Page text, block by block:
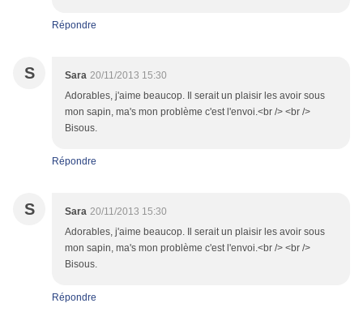
Répondre
S Sara 20/11/2013 15:30
Adorables, j'aime beaucop. Il serait un plaisir les avoir sous
mon sapin, ma's mon problème c'est l'envoi.<br /> <br />
Bisous.
Répondre
S Sara 20/11/2013 15:30
Adorables, j'aime beaucop. Il serait un plaisir les avoir sous
mon sapin, ma's mon problème c'est l'envoi.<br /> <br />
Bisous.
Répondre